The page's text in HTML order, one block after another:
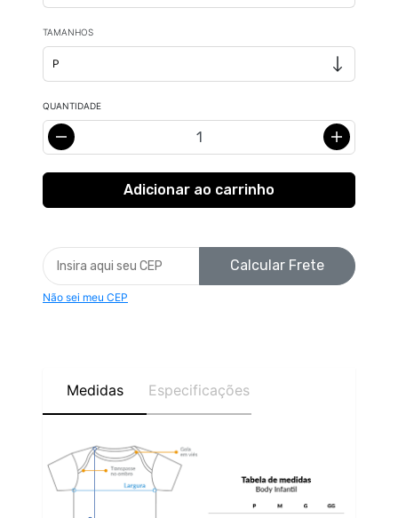
TAMANHOS
QUANTIDADE
Calcular Frete
Não sei meu CEP
Medidas Especificações